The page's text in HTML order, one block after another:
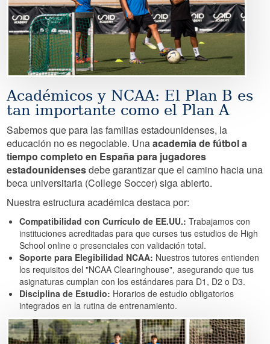
Académicos y NCAA: El Plan B es
tan importante como el Plan A
Sabemos que para las familias estadounidenses, la
educación no es negociable. Unaacademia de fútbol a
tiempo completo en España para jugadores
estadounidensesdebe garantizar que el camino hacia una
beca universitaria (College Soccer) siga abierto.
Nuestra estructura académica destaca por:
Compatibilidad con Currículo de EE.UU.: Trabajamos con
instituciones acreditadas para que curses tus estudios de High
School online o presenciales con validación total.
Soporte para Elegibilidad NCAA: Nuestros tutores entienden
los requisitos del "NCAA Clearinghouse", asegurando que tus
asignaturas cumplan con los estándares para D1, D2 o D3.
Disciplina de Estudio: Horarios de estudio obligatorios
integrados en la rutina de entrenamiento.
Image